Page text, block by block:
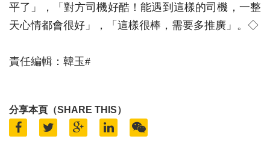
平了」，「對方司機好酷！能遇到這樣的司機，一整
天心情都會很好」，「這樣很棒，需要多推廣」。◇
責任編輯：韓玉#
分享本頁（SHARE THIS）